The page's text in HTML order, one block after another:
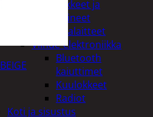
Tv-tarvikkeet ja
seinätelineet
Varavirtalaitteet
Viihde-elektroniikka
Bluetooth
kaiuttimet
Kuulokkeet
Radiot
Koti ja sisustus